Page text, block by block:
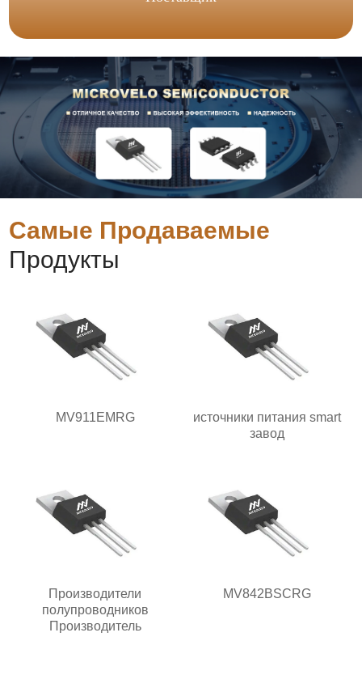
Самые Продаваемые
Продукты
MV911EMRG
источники питания smart
завод
Производители
полупроводников
Производитель
MV842BSCRG